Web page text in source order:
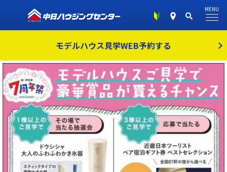
モデルハウス見学WEB予約する
MENU